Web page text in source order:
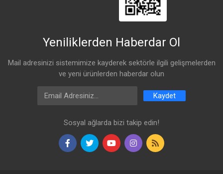
Yeniliklerden Haberdar Ol
Mail adresinizi sistemimize kayderek sektörle ilgili gelişmelerden
ve yeni ürünlerden haberdar olun
Email Address
Kaydet
Sosyal ağlarda bizi takip edin!